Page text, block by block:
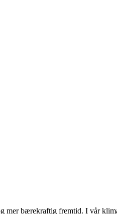
mer bærekraftig fremtid. I vår